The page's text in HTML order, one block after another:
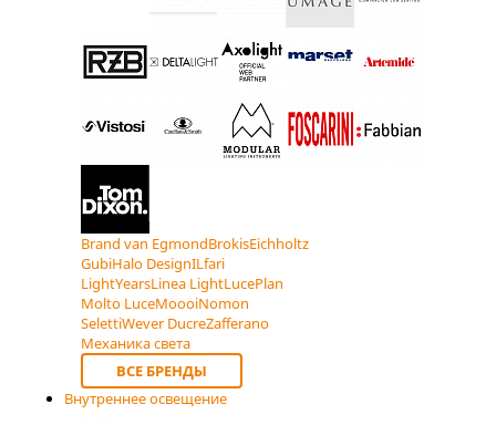
Brand van EgmondBrokisEichholtz
GubiHalo DesignILfari
LightYearsLinea LightLucePlan
Molto LuceMoooiNomon
SelettiWever DucreZafferano
Механика света
ВСЕ БРЕНДЫ
Внутреннее освещение